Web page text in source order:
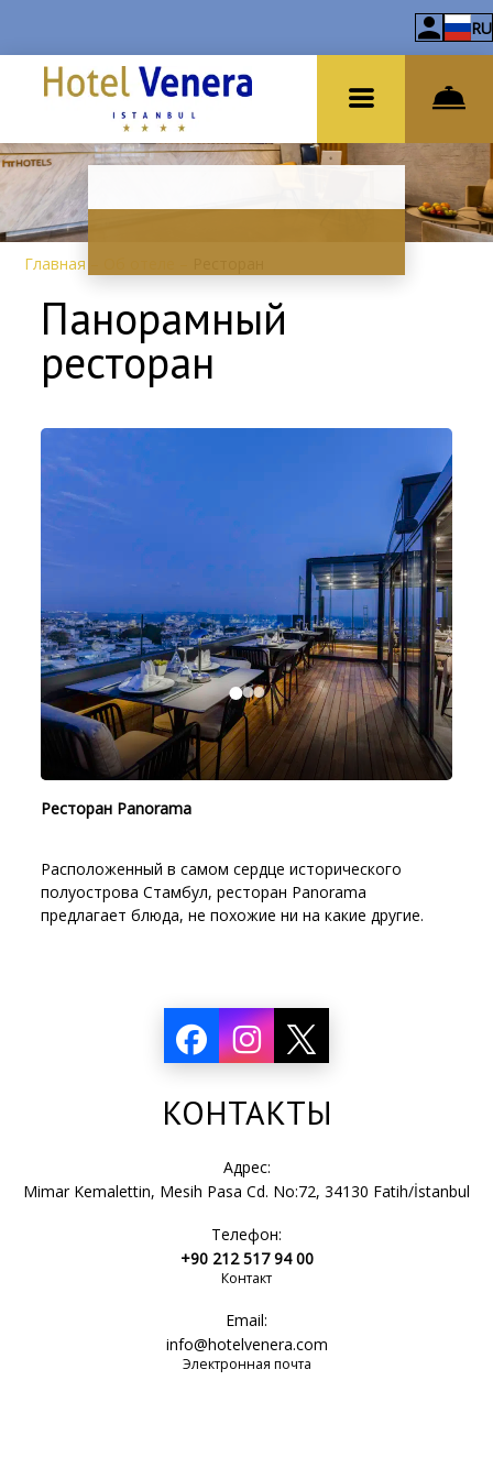
RU
Главная
Панорамный
ресторан
Ресторан Panorama
Расположенный в самом сердце исторического
полуострова Стамбул, ресторан Panorama
предлагает блюда, не похожие ни на какие другие.
КОНТАКТЫ
Адрес:
Mimar Kemalettin, Mesih Pasa Cd. No:72, 34130 Fatih/İstanbul
Телефон:
+90 212 517 94 00
Контакт
Email:
info@hotelvenera.com
Электронная почта